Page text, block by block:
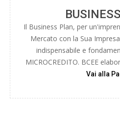
Il Business Plan, per
Mercato con la Sua
indispensabile e
MICROCREDITO. BCEE
Vai alla